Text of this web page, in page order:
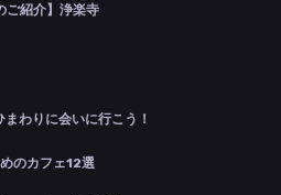
ご紹介】浄楽寺
わりに会いに行こう！
のカフェ12選